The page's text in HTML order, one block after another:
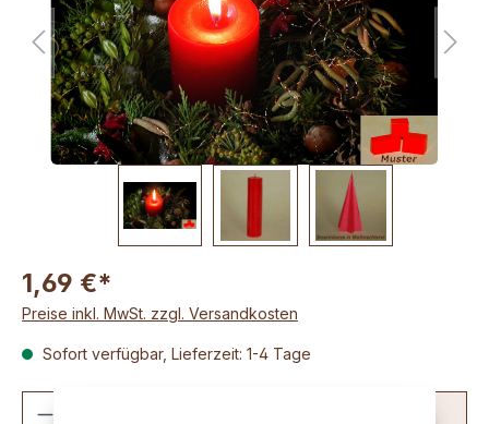
1,69 €*
Preise inkl. MwSt. zzgl. Versandkosten
Sofort verfügbar, Lieferzeit: 1-4 Tage
Produkt Anzahl: Gib den